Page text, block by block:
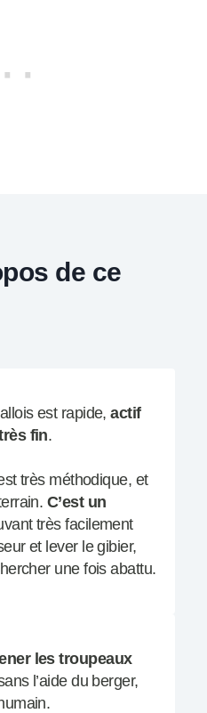
de ce
est rapide,actif
fin.
très méthodique, et
C’est un
très facilement
et lever le gibier,
une fois abattu.
les troupeaux
l’aide du berger,